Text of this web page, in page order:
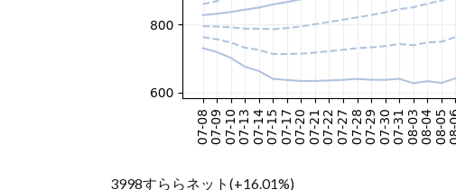
3998すららネット(+16.01%)